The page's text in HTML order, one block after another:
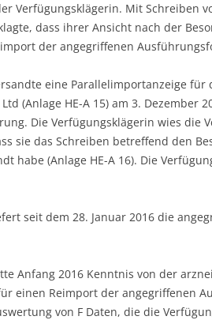
Verfügungsklägerin. Mit Schreiben
dass ihrer Ansicht nach der
der angegriffenen
eine Parallelimportanzeige
(Anlage HE-A 15) am 3. Dezember
Die Verfügungsklägerin wies die
sie das Schreiben betreffend den
habe (Anlage HE-A 16). Die
seit dem 28. Januar 2016 die
Anfang 2016 Kenntnis von der
einen Reimport der angegriffenen
von F Daten, die die